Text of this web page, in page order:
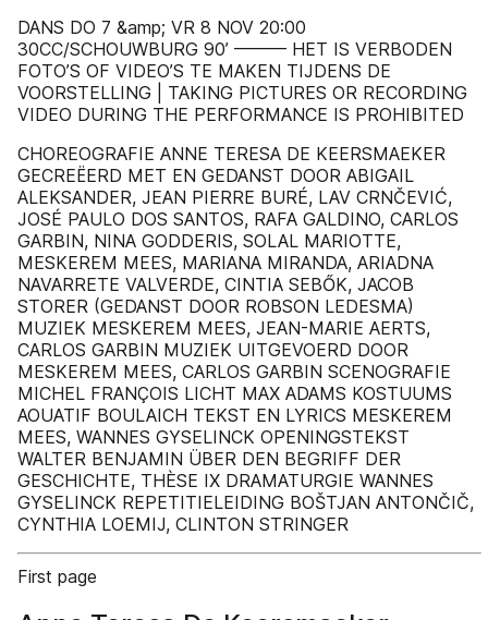
DANS DO 7 &amp; VR 8 NOV 20:00
30CC/SCHOUWBURG 90’ ——— HET IS VERBODEN
FOTO’S OF VIDEO’S TE MAKEN TIJDENS DE
VOORSTELLING | TAKING PICTURES OR RECORDING
VIDEO DURING THE PERFORMANCE IS PROHIBITED
CHOREOGRAFIE ANNE TERESA DE KEERSMAEKER
GECREËERD MET EN GEDANST DOOR ABIGAIL
ALEKSANDER, JEAN PIERRE BURÉ, LAV CRNČEVIĆ,
JOSÉ PAULO DOS SANTOS, RAFA GALDINO, CARLOS
GARBIN, NINA GODDERIS, SOLAL MARIOTTE,
MESKEREM MEES, MARIANA MIRANDA, ARIADNA
NAVARRETE VALVERDE, CINTIA SEBŐK, JACOB
STORER (GEDANST DOOR ROBSON LEDESMA)
MUZIEK MESKEREM MEES, JEAN-MARIE AERTS,
CARLOS GARBIN MUZIEK UITGEVOERD DOOR
MESKEREM MEES, CARLOS GARBIN SCENOGRAFIE
MICHEL FRANÇOIS LICHT MAX ADAMS KOSTUUMS
AOUATIF BOULAICH TEKST EN LYRICS MESKEREM
MEES, WANNES GYSELINCK OPENINGSTEKST
WALTER BENJAMIN ÜBER DEN BEGRIFF DER
GESCHICHTE, THÈSE IX DRAMATURGIE WANNES
GYSELINCK REPETITIELEIDING BOŠTJAN ANTONČIČ,
CYNTHIA LOEMIJ, CLINTON STRINGER
First page